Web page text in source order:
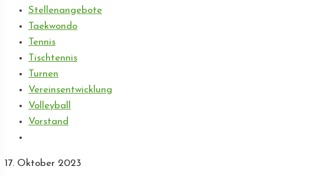
Stellenangebote
Taekwondo
Tennis
Tischtennis
Turnen
Vereinsentwicklung
Volleyball
Vorstand
17. Oktober 2023